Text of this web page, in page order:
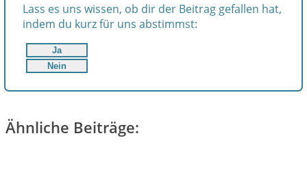
Lass es uns wissen, ob dir der Beitrag gefallen hat,
indem du kurz für uns abstimmst:
Ja
Nein
Ähnliche Beiträge: